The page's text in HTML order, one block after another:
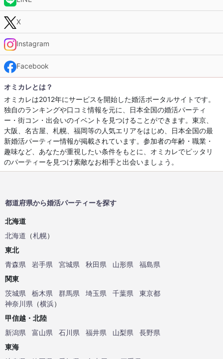
X
Instagram
Facebook
オミカレとは？
オミカレは2012年にサービスを開始した婚活ポータルサイトです。
独自のランキングや口コミ情報を元に、日本全国の婚活パーティ
ー・街コン・出会いのイベントを見つけることができます。東京、
大阪、名古屋、札幌、福岡等の人気エリアをはじめ、日本全国の最
新婚活パーティー情報が掲載されています。参加者の年齢・職業・
趣味など、あなたが重視したい条件をもとに、オミカレでピッタリ
のパーティーを見つけ素敵なお相手と出会いましょう。
都道府県から婚活パーティーを探す
北海道
北海道 （札幌）
東北
青森県
岩手県 宮城県 秋田県 山形県
福島県
関東
茨城県
栃木県 群馬県 埼玉県 千葉県
東京都
神奈川県 （横浜）
甲信越・北陸
新潟県
富山県 石川県 福井県 山梨県
長野県
東海